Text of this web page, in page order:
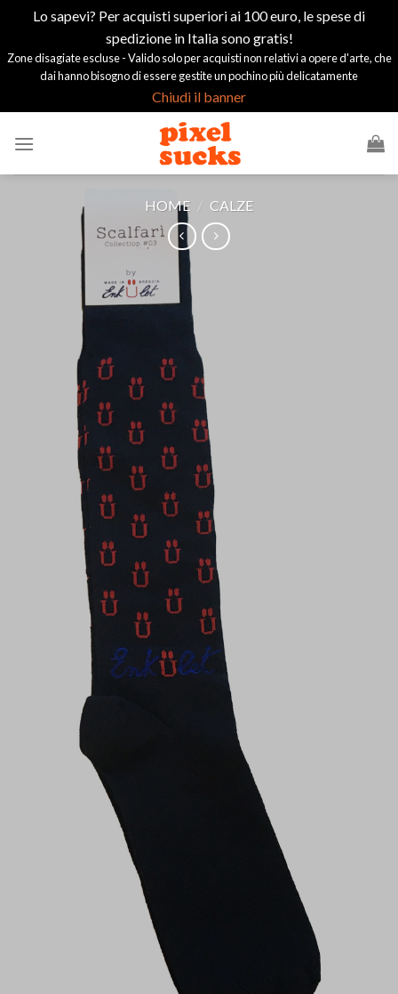
Lo sapevi? Per acquisti superiori ai 100 euro, le spese di
spedizione in Italia sono gratis!
Zone disagiate escluse - Valido solo per acquisti non relativi a opere d'arte, che
dai hanno bisogno di essere gestite un pochino più delicatamente
Chiudi il banner
HOME / CALZE